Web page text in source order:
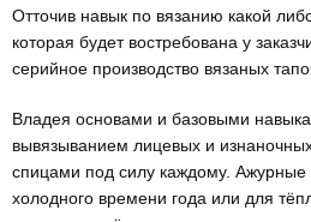
Отточив навык по вязанию какой
которая будет востребована у
серийное производство вязаных
Владея основами и базовыми
вывязыванием лицевых и
спицами под силу каждому.
холодного времени года или для